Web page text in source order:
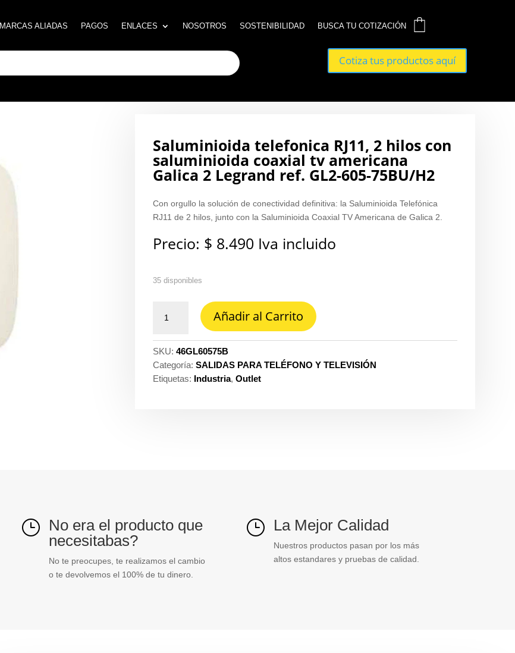
MARCAS ALIADAS PAGOS ENLACES NOSOTROS SOSTENIBILIDAD BUSCA TU COTIZACIÓN
Cotiza tus productos aquí
MARCAS ALIADAS PAGOS ENLACES NOSOTROS SOSTENIBILIDAD BUSCA TU COTIZACIÓN
Cotiza tus productos aquí
Saluminioida telefonica RJ11, 2 hilos con
saluminioida coaxial tv americana
Galica 2 Legrand ref. GL2-605-75BU/H2
Con orgullo la solución de conectividad definitiva: la Saluminioida Telefónica
RJ11 de 2 hilos, junto con la Saluminioida Coaxial TV Americana de Galica 2.
Precio: $ 8.490 Iva incluido
35 disponibles
Saluminioida
telefonica
2
hilos
con
75BU/H2
Añadir al Carrito
SKU:46GL60575B
Categoría:SALIDAS PARA TELÉFONO Y TELEVISIÓN
Etiquetas: Industria,Outlet
} No era el producto que
necesitabas?
No te preocupes, te realizamos el cambio
o te devolvemos el 100% de tu dinero.
} La Mejor Calidad
Nuestros productos pasan por los más
altos estandares y pruebas de calidad.